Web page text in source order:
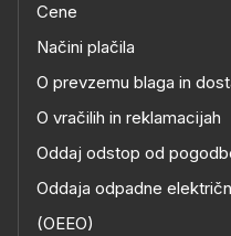
Cene
Načini plačila
O prevzemu blaga in
O vračilih in reklamacijah
Oddaj odstop od
Oddaja odpadne
(OEEO)